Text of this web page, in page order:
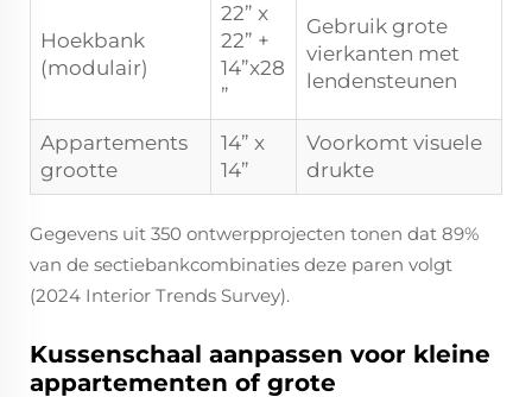
Hoekbank
(modulair)
22” x
22” +
14”x28
”
Gebruik grote
vierkanten met
lendensteunen
Appartements
grootte
14” x
14”
Voorkomt visuele
drukte
Gegevens uit 350 ontwerpprojecten tonen dat 89%
van de sectiebankcombinaties deze paren volgt
(2024 Interior Trends Survey).
Kussenschaal aanpassen voor kleine
appartementen of grote